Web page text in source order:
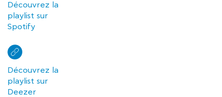
Découvrez la
playlist sur
Spotify
Découvrez la
playlist sur
Deezer